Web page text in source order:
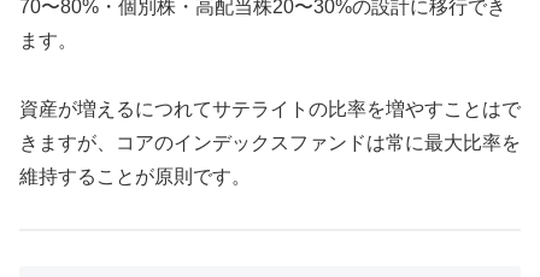
70〜80%・個別株・高配当株20〜30%の設計に移行でき
ます。
資産が増えるにつれてサテライトの比率を増やすことはで
きますが、コアのインデックスファンドは常に最大比率を
維持することが原則です。